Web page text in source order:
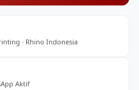
· Rhino Indonesia
Aktif